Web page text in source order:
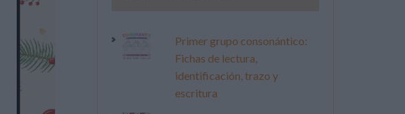
Primer grupo consonántico:
Fichas de lectura,
identificación, trazo y
escritura